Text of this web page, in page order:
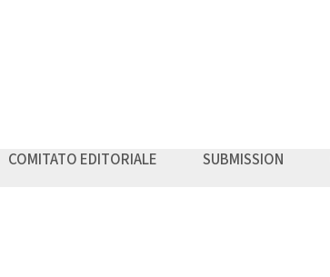
COMITATO EDITORIALE SUBMISSION